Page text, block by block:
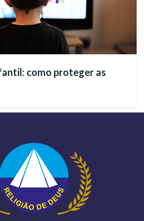
Jesus e os Anjos Guardiães!
segundo João, 8:12: ‘Eu
quem me segue não
suplicamos a Deus que nos
os dias, noites, madrugadas,
e pelos séculos dos
como proteger as